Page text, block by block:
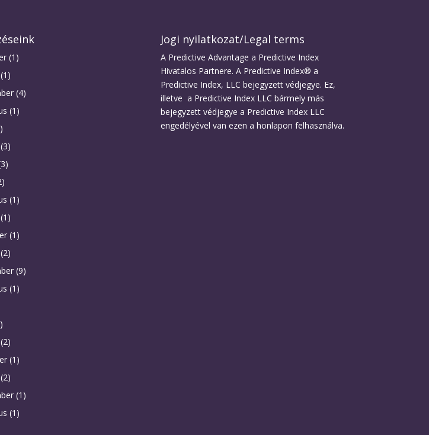
(1)
(4)
(1)
(3)
(1)
(1)
(1)
(9)
(1)
(2)
(1)
(1)
(1)
Jogi nyilatkozat/Legal terms
A Predictive Advantage a Predictive Index
Hivatalos Partnere. A Predictive Index® a
Predictive Index, LLC bejegyzett védjegye. Ez,
illetve a Predictive Index LLC bármely más
bejegyzett védjegye a Predictive Index LLC
engedélyével van ezen a honlapon felhasználva.